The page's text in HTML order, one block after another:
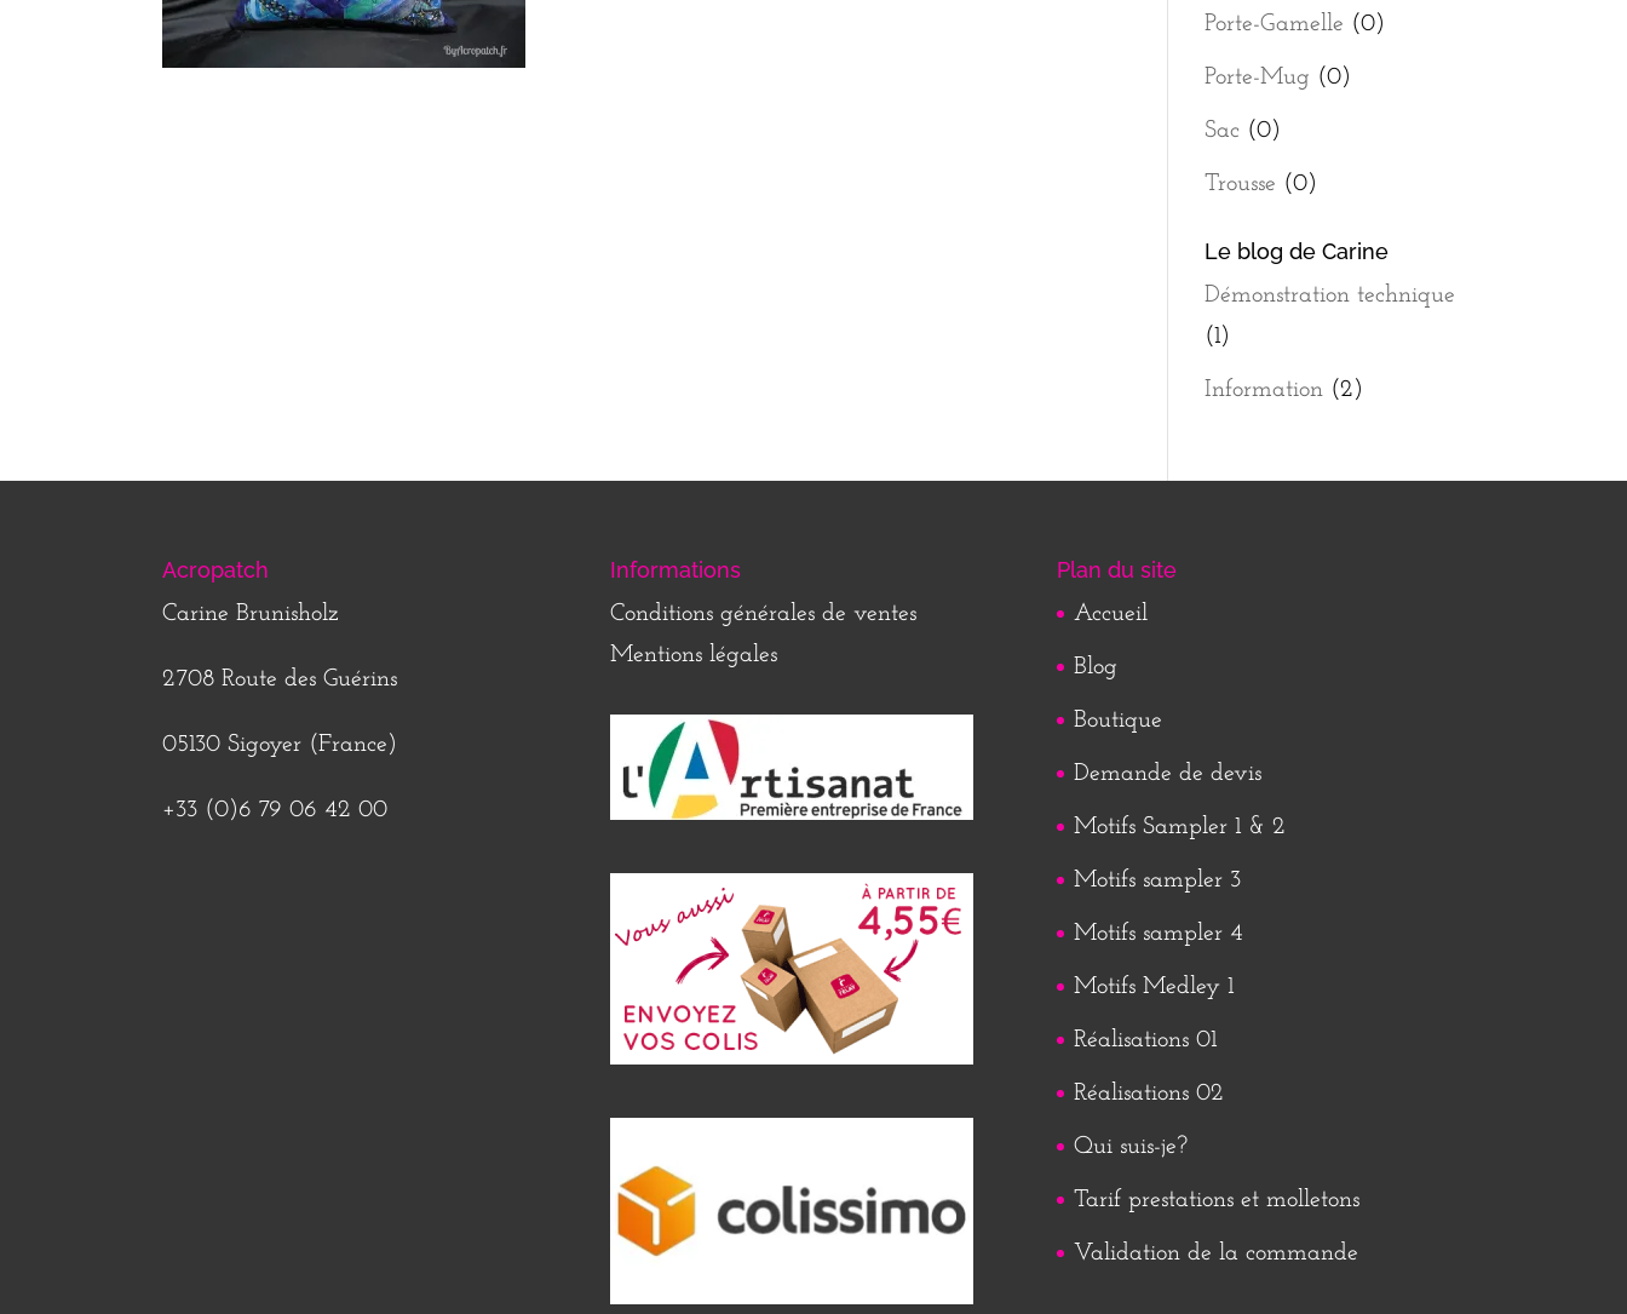
Porte-Gamelle (0)
Porte-Mug (0)
Sac (0)
Trousse (0)
Le blog de Carine
Démonstration technique
(1)
Information(2)
Acropatch
Carine Brunisholz
2708 Route des Guérins
05130 Sigoyer (France)
+33 (0)6 79 06 42 00
Informations
Conditions générales de ventes
Mentions légales
Plan du site
Accueil
Blog
Boutique
Demande de devis
Motifs Sampler 1 & 2
Motifs sampler 3
Motifs sampler 4
Motifs Medley 1
Réalisations 01
Réalisations 02
Qui suis-je?
Tarif prestations et molletons
Validation de la commande